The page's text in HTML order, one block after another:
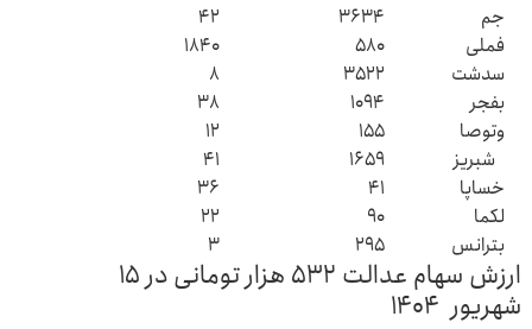
جم
۳۶۳۴
۴۲
فملی
۵۸۰
۱۸۴۰
سدشت
۳۵۲۲
۸
بفجر
۱۰۹۴
۳۸
وتوصا
۱۵۵
۱۲
شبریز
۱۶۵۹
۴۱
خساپا
۴۱
۳۶
لکما
۹۰
۲۲
بترانس
۲۹۵ ۳
ارزش سهام عدالت ۵۳۲ هزار تومانی در ۱۵
شهریور ۱۴۰۴